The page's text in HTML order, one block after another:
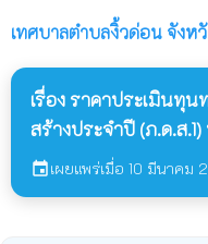
เทศบาลตำบลงิ้วด่อน จังห
เรื่อง ราคาประเมินทุ
สร้างประจำปี (ภ.ด.ส
eventเผยแพร่เมื่อ 10 มีนาคม